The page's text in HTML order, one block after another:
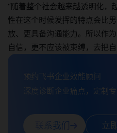
“随着整个社会越来越透明化，
性在这个时候发挥的特点会比
放、更具备沟通能力。所以作
自信，更不应该被束缚，去把
预约飞书企业效能顾问
深度诊断企业痛点，定制
联系我们 立